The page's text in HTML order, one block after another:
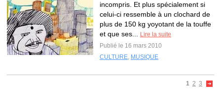
incompris. Et plus spécialement si
celui-ci ressemble à un clochard de
plus de 150 kg yoyotant de la touffe
et que ses...
Lire la suite
Publié le 16 mars 2010
CULTURE, MUSIQUE
1 2 3